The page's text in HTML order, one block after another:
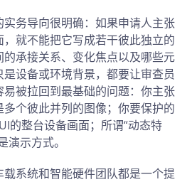
务导向很明确：如果申请人主张
就不能把它写成若干彼此独立的
承接关系、变化焦点以及哪些元
设备或环境背景，都要让审查员
被拉回到最基础的问题：你主张
个彼此并列的图像；你要保护的
的整台设备画面；所谓“动态特
演示方式。
系统和智能硬件团队都是一个提